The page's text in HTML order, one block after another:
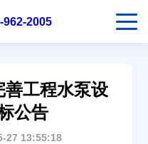
962-2005
善工程水泵设
公告
27 13:55:18